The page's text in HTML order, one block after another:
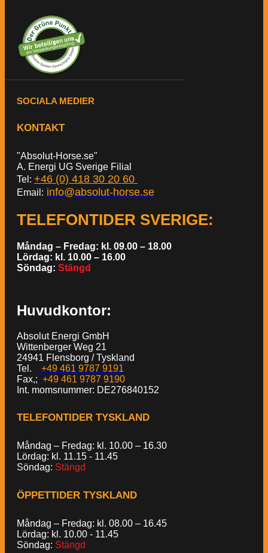
SOCIALA MEDIER
KONTAKT
"Absolut-Horse.se"
A. Energi UG Sverige Filial
Tel: +46 (0) 418 30 20 60
Email: info@absolut-horse.se
TELEFONTIDER SVERIGE:
Måndag – Fredag: kl. 09.00 – 18.00
Lördag: kl. 10.00 – 16.00
Söndag: Stängd
Huvudkontor:
Absolut Energi GmbH
Wittenberger Weg 21
24941 Flensborg / Tyskland
Tel.
+49 461 9787 9191
Fax,; +49 461 9787 9190
Int. momsnummer: DE276840152
TELEFONTIDER TYSKLAND
Måndag – Fredag: kl. 10.00 – 16.30
Lördag: kl. 11.15 - 11.45
Söndag: Stängd
ÖPPETTIDER TYSKLAND
Måndag – Fredag: kl. 08.00 – 16.45
Lördag: kl. 10.00 - 11.45
Söndag: Stängd